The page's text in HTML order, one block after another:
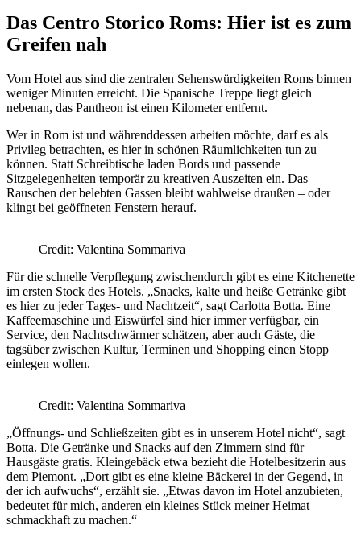
Das Centro Storico Roms: Hier ist es zum
Greifen nah
Vom Hotel aus sind die zentralen Sehenswürdigkeiten Roms binnen
weniger Minuten erreicht. Die Spanische Treppe liegt gleich
nebenan, das Pantheon ist einen Kilometer entfernt.
Wer in Rom ist und währenddessen arbeiten möchte, darf es als
Privileg betrachten, es hier in schönen Räumlichkeiten tun zu
können. Statt Schreibtische laden Bords und passende
Sitzgelegenheiten temporär zu kreativen Auszeiten ein. Das
Rauschen der belebten Gassen bleibt wahlweise draußen – oder
klingt bei geöffneten Fenstern herauf.
Credit: Valentina Sommariva
Für die schnelle Verpflegung zwischendurch gibt es eine Kitchenette
im ersten Stock des Hotels. „Snacks, kalte und heiße Getränke gibt
es hier zu jeder Tages- und Nachtzeit“, sagt Carlotta Botta. Eine
Kaffeemaschine und Eiswürfel sind hier immer verfügbar, ein
Service, den Nachtschwärmer schätzen, aber auch Gäste, die
tagsüber zwischen Kultur, Terminen und Shopping einen Stopp
einlegen wollen.
Credit: Valentina Sommariva
„Öffnungs- und Schließzeiten gibt es in unserem Hotel nicht“, sagt
Botta. Die Getränke und Snacks auf den Zimmern sind für
Hausgäste gratis. Kleingebäck etwa bezieht die Hotelbesitzerin aus
dem Piemont. „Dort gibt es eine kleine Bäckerei in der Gegend, in
der ich aufwuchs“, erzählt sie. „Etwas davon im Hotel anzubieten,
bedeutet für mich, anderen ein kleines Stück meiner Heimat
schmackhaft zu machen.“